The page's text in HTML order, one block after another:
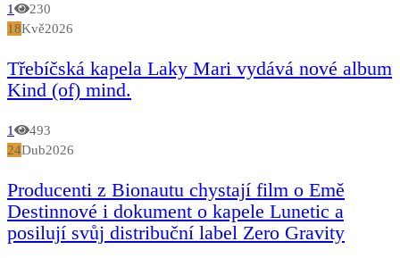
1
230
18Kvě2026
Třebíčská kapela Laky Mari vydává nové album
Kind (of) mind.
1
493
24Dub2026
Producenti z Bionautu chystají film o Emě
Destinnové i dokument o kapele Lunetic a
posilují svůj distribuční label Zero Gravity